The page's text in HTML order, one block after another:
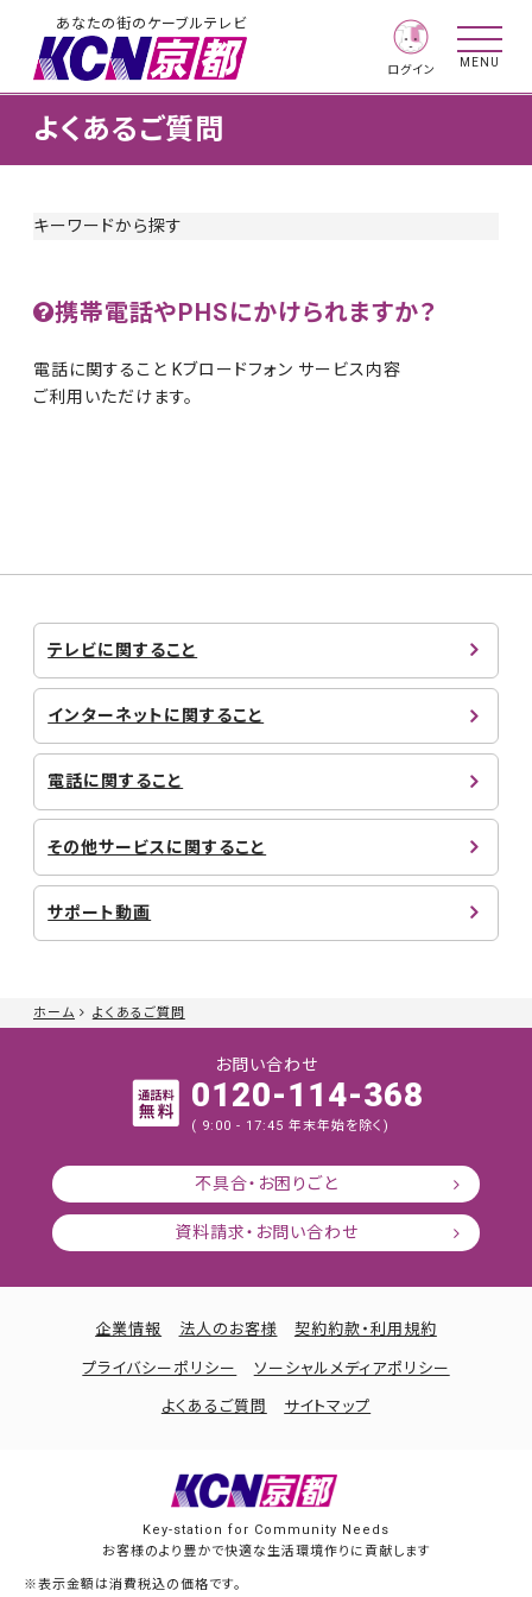
あなたの街のケーブルテレビ
ログイン
MENU
ホーム よくあるご質問
よくあるご質問
キーワードから探す
携帯電話やPHSにかけられますか？
電話に関すること Kブロードフォン サービス内容
ご利用いただけます。
テレビに関すること
インターネットに関すること
電話に関すること
その他サービスに関すること
サポート動画
お問い合わせ
0120-114-368
( 9:00 - 17:45 年末年始を除く)
不具合・お困りごと
資料請求・お問い合わせ
企業情報 法人のお客様 契約約款・利用規約
プライバシーポリシー ソーシャルメディアポリシー
よくあるご質問 サイトマップ
Key-station for Community Needs
お客様のより豊かで快適な生活環境作りに貢献します
※表示金額は消費税込の価格です。